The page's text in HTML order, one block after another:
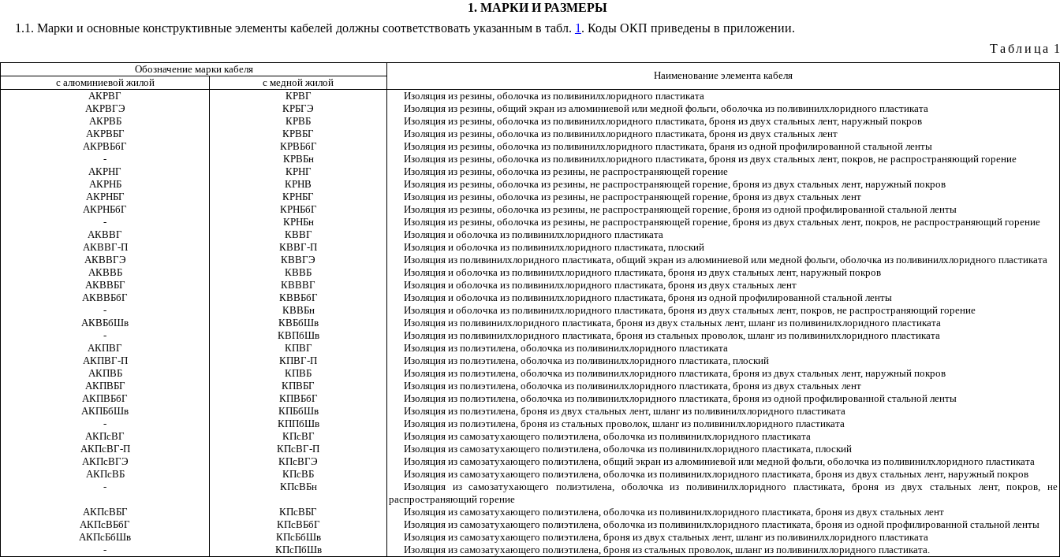
1. МАРКИ И РАЗМЕРЫ
1.1 . Марки и основные конструктивные элементы кабелей должны соответствовать указанным в табл. 1 . Коды ОКП приведены в приложении.
Таблица 1
Обозначение марки кабеля
Наименование элемента кабеля
с алюминиевой жилой
с медной жилой
АКРВГ
КРВГ
Изоляция из резины, оболочка из поливинилхлоридного пластиката
АКРВГЭ
КРБГЭ
Изоляция из резины, общий экран из алюминиевой или медной фольги, оболочка из поливинилхлоридного пластиката
АКРВБ
КРВБ
Изоляция из резины, оболочка из поливинилхлоридного пластиката, броня из двух стальных лент, наружный покров
АКРВБГ
КРВБГ
Изоляция из резины, оболочка из поливинилхлоридного пластиката, броня из двух стальных лент
АКРВБбГ
КРВБбГ
Изоляция из резины, оболочка из поливинилхлоридного пластиката, браня из одной профилированной стальной ленты
-
КРВБн
Изоляция из резины, оболочка из поливинилхлоридного пластиката, броня из двух стальных лент, покров, не распространяющий горение
АКРНГ
КРНГ
Изоляция из резины, оболочка из резины, не распространяющей горение
АКРНБ
КРНВ
Изоляция из резины, оболочка из резины, не распространяющей горение, броня из двух стальных лент, наружный покров
АКРНБГ
КРНБГ
Изоляция из резины, оболочка из резины, не распространяющей горение, броня из двух стальных лент
АКРНБбГ
КРНБбГ
Изоляция из резины, оболочка из резины, не распространяющей горение, броня из одной профилированной стальной ленты
-
КРНБн
Изоляция из резины, оболочка из резины, не распространяющей горение, броня из двух стальных лент, покров, не распространяющий горение
АКВВГ
КВВГ
Изоляция и оболочка из поливинилхлоридного пластиката
АКВВГ-П
КВВГ-П
Изоляция и оболочка из поливинилхлоридного пластиката, плоский
АКВВГЭ
КВВГЭ
Изоляция из поливинилхлоридного пластиката, общий экран из алюминиевой или медной фольги, оболочка из поливинилхлоридного пластиката
АКВВБ
КВВБ
Изоляция и оболочка из поливинилхлоридного пластиката, броня из двух стальных лент, наружный покров
АКВВБГ
КВВВГ
Изоляция и оболочка из поливинилхлоридного пластиката, броня из двух стальных лент
АКВВБбГ
КВВБбГ
Изоляция и оболочка из поливинилхлоридного пластиката, броня из одной профилированной стальной ленты
-
КВВБн
Изоляция и оболочка из поливинилхлоридного пластиката, броня из двух стальных лент, покров, не распространяющий горение
АКВБбШв
КВБбШв
Изоляция из поливинилхлоридного пластиката, броня из двух стальных лент, шланг из поливинилхлоридного пластиката
-
КВПбШв
Изоляция из поливинилхлоридного пластиката, броня из стальных проволок, шланг из поливинилхлоридного пластиката
АКПВГ
КПВГ
Изоляция из полиэтилена, оболочка из поливинилхлоридного пластиката
АКПВГ-П
КПВГ-П
Изоляция из полиэтилена, оболочка из поливинилхлоридного пластиката, плоский
АКПВБ
КПВБ
Изоляция из полиэтилена, оболочка из поливинилхлоридного пластиката, броня из двух стальных лент, наружный покров
АКПВБГ
КПВБГ
Изоляция из полиэтилена, оболочка из поливинилхлоридного пластиката, броня из двух стальных лент
АКПВБбГ
КПВБбГ
Изоляция из полиэтилена, оболочка из поливинилхлоридного пластиката, броня из одной профилированной стальной ленты
АКПБбШв
КПБбШв
Изоляция из полиэтилена, броня из двух стальных лент, шланг из поливинилхлоридного пластиката
-
КППбШв
Изоляция из полиэтилена, броня из стальных проволок, шланг из поливинилхлоридного пластиката
АКПсВГ
КПсВГ
Изоляция из самозатухающего полиэтилена, оболочка из поливинилхлоридного пластиката
АКПсВГ-П
КПсВГ-П
Изоляция из самозатухающего полиэтилена, оболочка из поливинилхлоридного пластиката, плоский
АКПсВГЭ
КПсВГЭ
Изоляция из самозатухающего полиэтилена, общий экран из алюминиевой или медной фольги, оболочка из поливинилхлоридного пластиката
АКПсВБ
КПсВБ
Изоляция из самозатухающего полиэтилена, оболочка из поливинилхлоридного пластиката, броня из двух стальных лент, наружный покров
-
КПсВБн
Изоляция из самозатухающего полиэтилена, оболочка из поливинилхлоридного пластиката, броня из двух стальных лент, покров, не
распространяющий горение
АКПсВБГ
КПсВБГ
Изоляция из самозатухающего полиэтилена, оболочка из поливинилхлоридного пластиката, броня из двух стальных лент
АКПсВБбГ
КПсВБбГ
Изоляция из самозатухающего полиэтилена, оболочка из поливинилхлоридного пластиката, броня из одной профилированной стальной ленты
АКПсБбШв
КПсБбШв
Изоляция из самозатухающего полиэтилена, броня из двух стальных лент, шланг из поливинилхлоридного пластиката
-
КПсПбШв
Изоляция из самозатухающего полиэтилена, броня из стальных проволок, шланг из поливинилхлоридного пластиката.